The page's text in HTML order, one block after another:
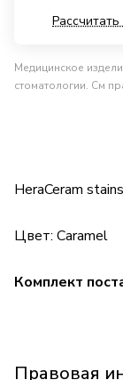
Медицинское
стоматологии. См
HeraCeram
Цвет: Caramel
Комплект
Правовая